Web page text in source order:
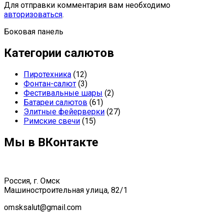
Для отправки комментария вам необходимо
авторизоваться.
Боковая панель
Категории салютов
Пиротехника (12)
Фонтан-салют (3)
Фестивальные шары (2)
Батареи салютов (61)
Элитные фейерверки (27)
Римские свечи (15)
Мы в ВКонтакте
Россия, г. Омск
Машиностроительная улица, 82/1
omsksalut@gmail.com